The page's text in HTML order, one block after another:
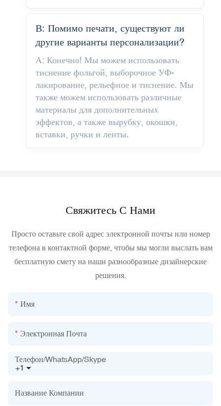
В: Помимо печати, существуют ли
другие варианты персонализации?
А: Конечно! Мы можем использовать
тиснение фольгой, выборочное УФ-
лакирование, рельефное и тиснение. Мы
также можем использовать различные
материалы для дополнительных
эффектов, а также вырубку, окошки,
вставки, ручки и ленты.
Свяжитесь С Нами
Просто оставьте свой адрес электронной почты или номер
телефона в контактной форме, чтобы мы могли выслать вам
бесплатную смету на наши разнообразные дизайнерские
решения.
Имя
Электронная Почта
+1
Телефон/WhatsApp/Skype
Название Компании